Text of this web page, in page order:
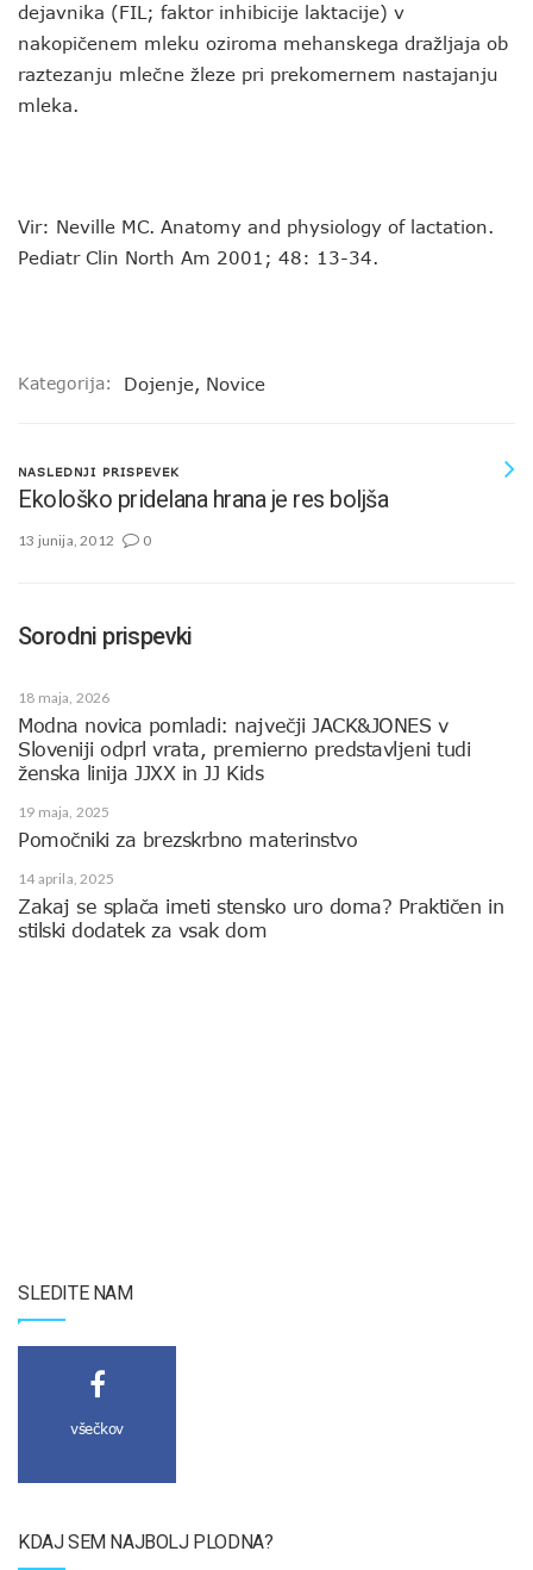
dejavnika (FIL; faktor inhibicije laktacije) v
nakopičenem mleku oziroma mehanskega dražljaja ob
raztezanju mlečne žleze pri prekomernem nastajanju
mleka.
Vir: Neville MC. Anatomy and physiology of lactation.
Pediatr Clin North Am 2001; 48: 13-34.
Kategorija: Dojenje, Novice
NASLEDNJI PRISPEVEK
Ekološko pridelana hrana je res boljša
13 junija, 2012 0
Sorodni prispevki
18 maja, 2026
Modna novica pomladi: največji JACK&JONES v
Sloveniji odprl vrata, premierno predstavljeni tudi
ženska linija JJXX in JJ Kids
19 maja, 2025
Pomočniki za brezskrbno materinstvo
14 aprila, 2025
Zakaj se splača imeti stensko uro doma? Praktičen in
stilski dodatek za vsak dom
SLEDITE NAM
všečkov
KDAJ SEM NAJBOLJ PLODNA?